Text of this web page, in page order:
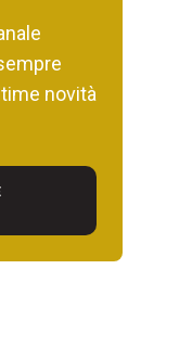
novità